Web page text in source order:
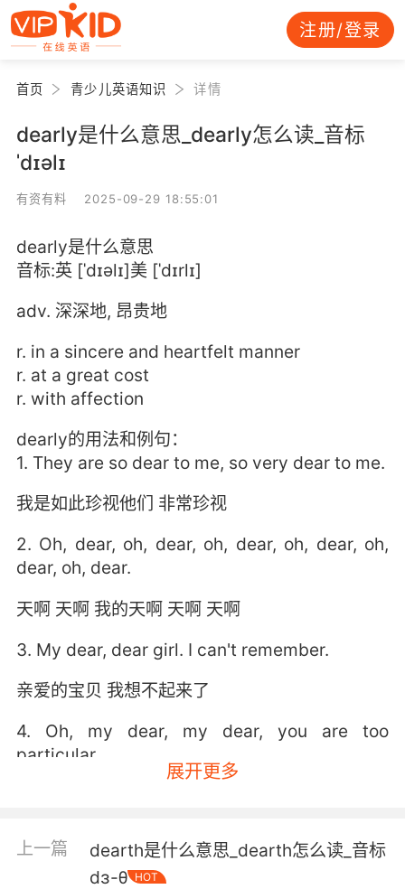
注册/登录
首页 青少儿英语知识 详情
dearly是什么意思_dearly怎么读_音标
ˈdɪəlɪ
有资有料 2025-09-29 18:55:01
dearly是什么意思
音标:英 [ˈdɪəlɪ]美 [ˈdɪrlɪ]
adv. 深深地, 昂贵地
r. in a sincere and heartfelt manner
r. at a great cost
r. with affection
dearly的用法和例句：
1. They are so dear to me, so very dear to me.
我是如此珍视他们 非常珍视
2. Oh, dear, oh, dear, oh, dear, oh, dear, oh,
dear, oh, dear.
天啊 天啊 我的天啊 天啊 天啊
3. My dear, dear girl. I can't remember.
亲爱的宝贝 我想不起来了
4. Oh, my dear, my dear, you are too
particular.
5. In the bedroom your dear dear father gave
me.
展开更多
上一篇
dearth是什么意思_dearth怎么读_音标
dɜ-θ
HOT